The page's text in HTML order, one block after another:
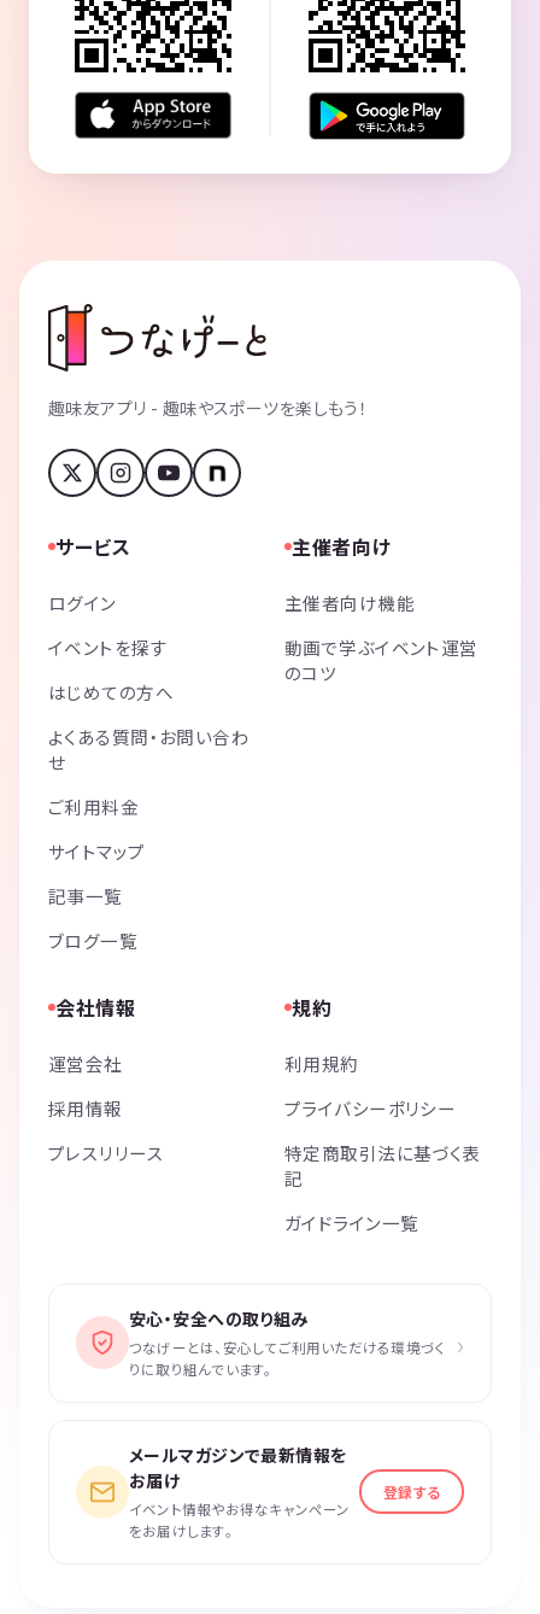
趣味友アプリ - 趣味やスポーツを楽しもう！
サービス
ログイン
イベントを探す
はじめての方へ
よくある質問・お問い合わ
せ
ご利用料金
サイトマップ
記事一覧
ブログ一覧
主催者向け
主催者向け機能
動画で学ぶイベント運営
のコツ
会社情報
運営会社
採用情報
プレスリリース
規約
利用規約
プライバシーポリシー
特定商取引法に基づく表
記
ガイドライン一覧
安心・安全への取り組み
つなげーとは、安心してご利用いただける環境づく
りに取り組んでいます。
›
メールマガジンで最新情報を
お届け
イベント情報やお得なキャンペーン
をお届けします。
登録する